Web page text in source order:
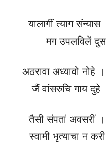
यालागीं त्याग
मग उपलविलें
अठरावा अध्यावो नोहे
जैं वांसरुचि गाय
तैसी संपतां अवसरीं ।
स्वामी भृत्याचा न